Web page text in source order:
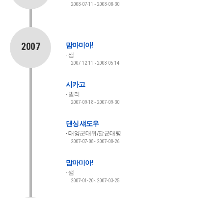
2008-07-11~2008-08-30
2007 맘마미아!
샘
2007-12-11~2008-05-14
시카고
빌리
2007-09-18~2007-09-30
댄싱 섀도우
태양군대위/달군대령
2007-07-08~2007-08-26
맘마미아!
샘
2007-01-20~2007-03-25